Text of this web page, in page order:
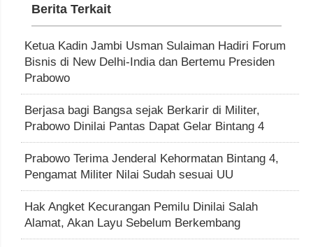
Berita Terkait
Ketua Kadin Jambi Usman Sulaiman Hadiri Forum
Bisnis di New Delhi-India dan Bertemu Presiden
Prabowo
Berjasa bagi Bangsa sejak Berkarir di Militer,
Prabowo Dinilai Pantas Dapat Gelar Bintang 4
Prabowo Terima Jenderal Kehormatan Bintang 4,
Pengamat Militer Nilai Sudah sesuai UU
Hak Angket Kecurangan Pemilu Dinilai Salah
Alamat, Akan Layu Sebelum Berkembang